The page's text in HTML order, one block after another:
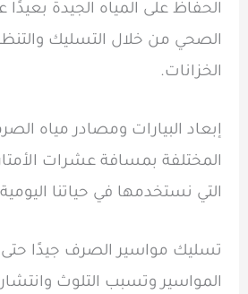
الحفاظ على المياه الجيدة
الصحي من خلال التسليك
الخزانات.
إبعاد البيارات ومصادر مياه
المختلفة بمسافة عشرات
التي نستخدمها في حياتنا
تسليك مواسير الصرف جيدًا
المواسير وتسبب التلوث